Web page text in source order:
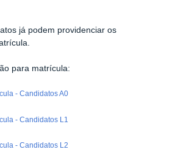
já podem providenciar os
para matrícula:
- Candidatos A0
- Candidatos L1
- Candidatos L2